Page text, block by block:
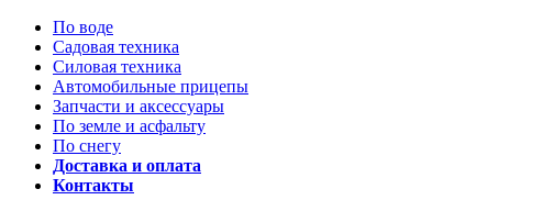
По воде
Садовая техника
Силовая техника
Автомобильные прицепы
Запчасти и аксессуары
По земле и асфальту
По снегу
Доставка и оплата
Контакты